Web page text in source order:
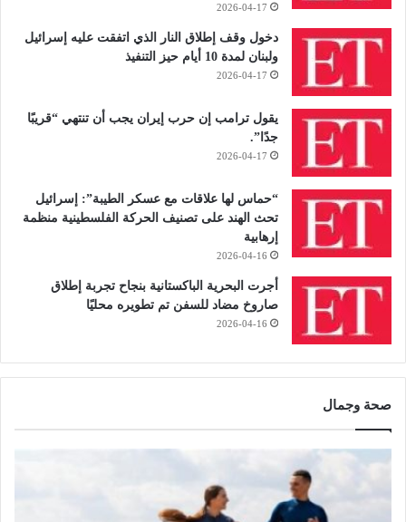
2026-04-17
دخول وقف إطلاق النار الذي اتفقت عليه إسرائيل
ولبنان لمدة 10 أيام حيز التنفيذ
2026-04-17
يقول ترامب إن حرب إيران يجب أن تنتهي “قريبًا
جدًا”.
2026-04-17
“حماس لها علاقات مع عسكر الطيبة”: إسرائيل
تحث الهند على تصنيف الحركة الفلسطينية منظمة
إرهابية
2026-04-16
أجرت البحرية الباكستانية بنجاح تجربة إطلاق
صاروخ مضاد للسفن تم تطويره محليًا
2026-04-16
صحة وجمال